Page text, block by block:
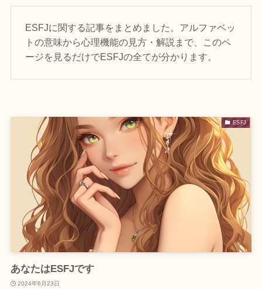
ESFJに関する記事をまとめました。アルファベッ
トの意味から心理機能の見方・解説まで、このペ
ージを見るだけでESFJの全てが分かります。
ESFJ
あなたはESFJです
2024年6月23日